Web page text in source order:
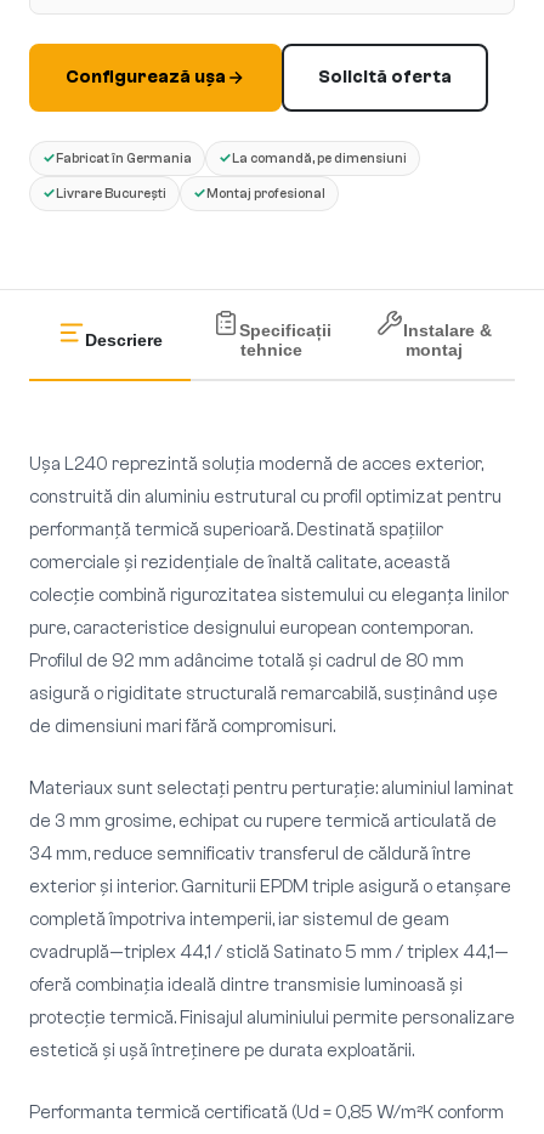
Configurează ușa Solicită oferta
✓ Fabricat în Germania ✓ La comandă, pe dimensiuni
✓ Livrare București ✓ Montaj profesional
Descriere
Specificații
tehnice
Instalare &
montaj
Ușa L240 reprezintă soluția modernă de acces exterior,
construită din aluminiu estrutural cu profil optimizat pentru
performanță termică superioară. Destinată spațiilor
comerciale și rezidențiale de înaltă calitate, această
colecție combină rigurozitatea sistemului cu eleganța linilor
pure, caracteristice designului european contemporan.
Profilul de 92 mm adâncime totală și cadrul de 80 mm
asigură o rigiditate structurală remarcabilă, susținând ușe
de dimensiuni mari fără compromisuri.
Materiaux sunt selectați pentru perturație: aluminiul laminat
de 3 mm grosime, echipat cu rupere termică articulată de
34 mm, reduce semnificativ transferul de căldură între
exterior și interior. Garniturii EPDM triple asigură o etanșare
completă împotriva intemperii, iar sistemul de geam
cvadruplă—triplex 44,1 / sticlă Satinato 5 mm / triplex 44,1—
oferă combinația ideală dintre transmisie luminoasă și
protecție termică. Finisajul aluminiului permite personalizare
estetică și ușă întreținere pe durata exploatării.
Performanta termică certificată (Ud = 0,85 W/m²K conform